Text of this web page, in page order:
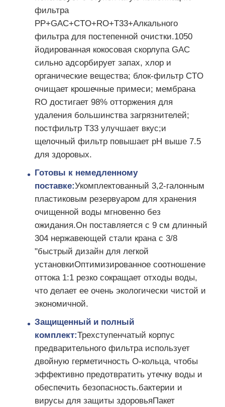
патрон водяного фильтра
Мембрана RO для жилых помещений
ультрафиолетовый стерилизатор воды
Фитинги для подключения фильтров воды
Промышленная мембрана RO
снабжение жилищем мембраны ro
Сосуд под давлением FRP
Бак для рассола умягчителя воды
Ионообменная смола
Клапан управления фильтром
Электромагнитный клапан
манометр
Счетчик потока
фильтра
PP+GAC+CTO+RO+T33+Алкального
фильтра для постепенной очистки.1050
йодированная кокосовая скорлупа GAC
сильно адсорбирует запах, хлор и
органические вещества; блок-фильтр CTO
очищает крошечные примеси; мембрана
RO достигает 98% отторжения для
удаления большинства загрязнителей;
постфильтр T33 улучшает вкус;и
щелочный фильтр повышает pH выше 7.5
для здоровых.
Готовы к немедленному
поставке:Укомплектованный 3,2-галонным
пластиковым резервуаром для хранения
очищенной воды мгновенно без
ожидания.Он поставляется с 9 см длинный
304 нержавеющей стали крана с 3/8
"быстрый дизайн для легкой
установкиОптимизированное соотношение
оттока 1:1 резко сокращает отходы воды,
что делает ее очень экологически чистой и
экономичной.
Защищенный и полный
комплект:Трехступенчатый корпус
предварительного фильтра использует
двойную герметичность O-кольца, чтобы
эффективно предотвратить утечку воды и
обеспечить безопасность.бактерии и
вирусы для защиты здоровьяПакет